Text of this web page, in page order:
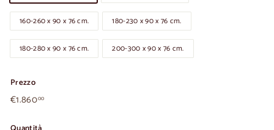
160-260 x 90 x 76 cm. 180-230 x 90 x 76 cm.
180-280 x 90 x 76 cm. 200-300 x 90 x 76 cm.
Prezzo
Prezzo
normale
€1.86000€1.860,00